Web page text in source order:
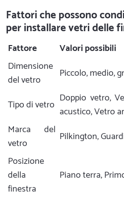
Fattori che possono
per installare vetri delle
Fattore
Valori possibili
Dimensione
del vetro
Piccolo, medio,
Tipo di vetro Doppio vetro,
acustico, Vetro
Marca del
vetro
Pilkington,
Posizione
della
finestra
Piano terra,